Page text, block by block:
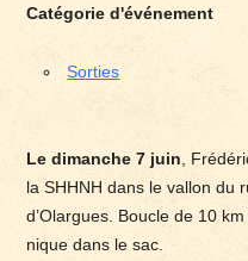
Catégorie d'événement
Sorties
Le dimanche 7 juin ,
la SHHNH dans le vallon du
d’Olargues. Boucle de 10
nique dans le sac.